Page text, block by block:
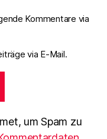
Kommentare via
via E-Mail.
um Spam zu